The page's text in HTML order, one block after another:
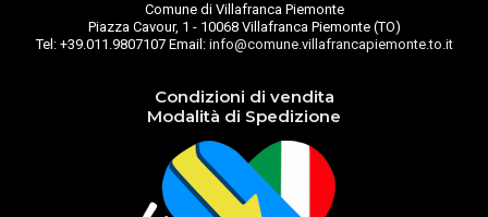
Comune di Villafranca Piemonte
Piazza Cavour, 1 - 10068 Villafranca Piemonte (TO)
Tel: +39.011.9807107 Email: info@comune.villafrancapiemonte.to.it
Condizioni di vendita
Modalità di Spedizione